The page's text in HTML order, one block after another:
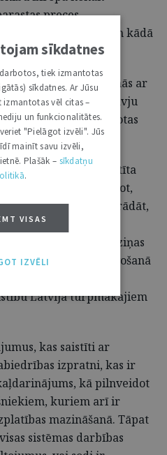
preces,
zīmolu precēm kādā
darbinieki iepazinās ar
īpašnieku pārstāvju
kā identificēt viltotas
novembris – bija veltīta
mērķis bija noskaidrot,
kādos virzienos strādāt,
izplatību,
Ekspertu paustās atziņas
ziņojuma sagatavošanā
un
Latvijā turpmākajiem
kas saistīti ar
izpratni, kas ir
kā pilnveidot
kuriem arī ir
mazināšanā. Tāpat
sistēmas darbības
sīkdatnes
tiek izmantotas
sīkdatnes. Ar Jūsu
vēl citas –
un funkcionalitātes.
"Pielāgot izvēli". Jūs
mainīt savu izvēli,
Plašāk – sīkdatņu
.
VISAS
IZVĒLI